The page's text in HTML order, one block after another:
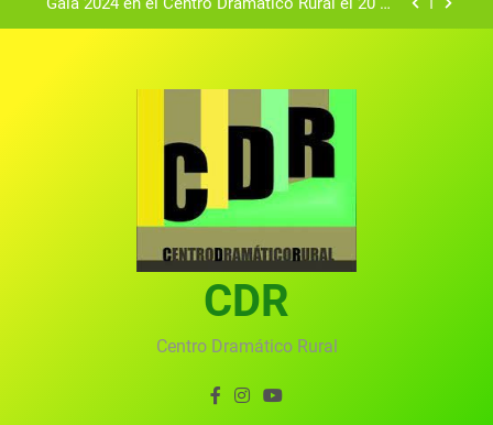
Gala 2024 en el Centro Dramático Rural el 20 de
convocado por el Centro Dramático Rural de Mira
(Cuenca)
Gala anual virtual del Centro Dramático Rural de
Gala del Centro Dramático Rural 2025
Gala 2024 en el Centro Dramático Rural el 20 de
Textos seleccionados en el VI Certamen
Francisco Nieva de piezas breves teatrales
convocado por el Centro Dramático Rural de Mira
Gala anual virtual del Centro Dramático Rural de
CDR
Centro Dramático Rural